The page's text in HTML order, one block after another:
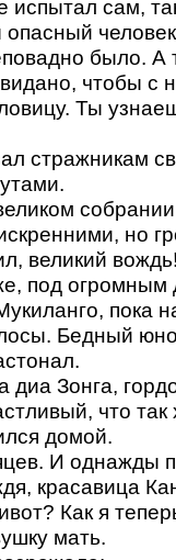
испытал сам,
было. А
чтобы с
Ты
стражникам
но
великий
под огромным
пока
Бедный
диа Зонга,
что
домой.
И однажды
красавица
Как я
мать.